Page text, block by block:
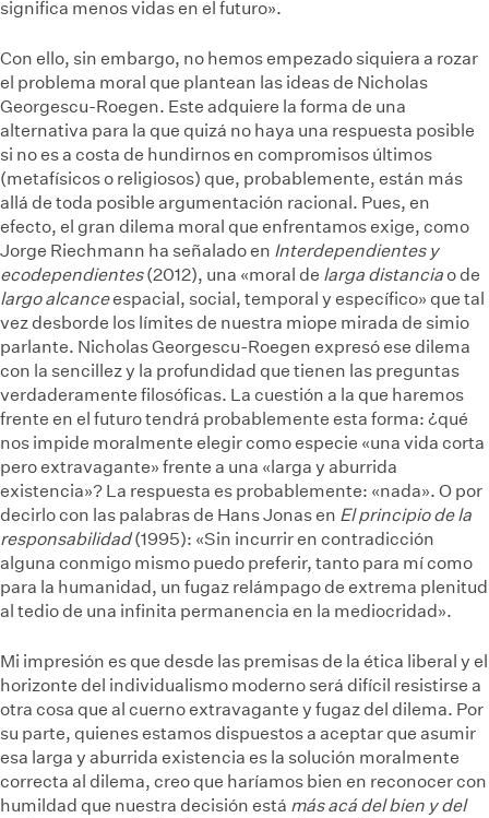
significa menos vidas en el futuro».
Con ello, sin embargo, no hemos empezado siquiera a rozar
el problema moral que plantean las ideas de Nicholas
Georgescu-Roegen. Este adquiere la forma de una
alternativa para la que quizá no haya una respuesta posible
si no es a costa de hundirnos en compromisos últimos
(metafísicos o religiosos) que, probablemente, están más
allá de toda posible argumentación racional. Pues, en
efecto, el gran dilema moral que enfrentamos exige, como
Jorge Riechmann ha señalado en Interdependientes y
ecodependientes(2012), una «moral de larga distanciao de
largo alcanceespacial, social, temporal y específico» que tal
vez desborde los límites de nuestra miope mirada de simio
parlante. Nicholas Georgescu-Roegen expresó ese dilema
con la sencillez y la profundidad que tienen las preguntas
verdaderamente filosóficas. La cuestión a la que haremos
frente en el futuro tendrá probablemente esta forma: ¿qué
nos impide moralmente elegir como especie «una vida corta
pero extravagante» frente a una «larga y aburrida
existencia»? La respuesta es probablemente: «nada». O por
decirlo con las palabras de Hans Jonas en El principio de la
responsabilidad(1995): «Sin incurrir en contradicción
alguna conmigo mismo puedo preferir, tanto para mí como
para la humanidad, un fugaz relámpago de extrema plenitud
al tedio de una infinita permanencia en la mediocridad».
Mi impresión es que desde las premisas de la ética liberal y el
horizonte del individualismo moderno será difícil resistirse a
otra cosa que al cuerno extravagante y fugaz del dilema. Por
su parte, quienes estamos dispuestos a aceptar que asumir
esa larga y aburrida existencia es la solución moralmente
correcta al dilema, creo que haríamos bien en reconocer con
humildad que nuestra decisión está más acá del bien y del